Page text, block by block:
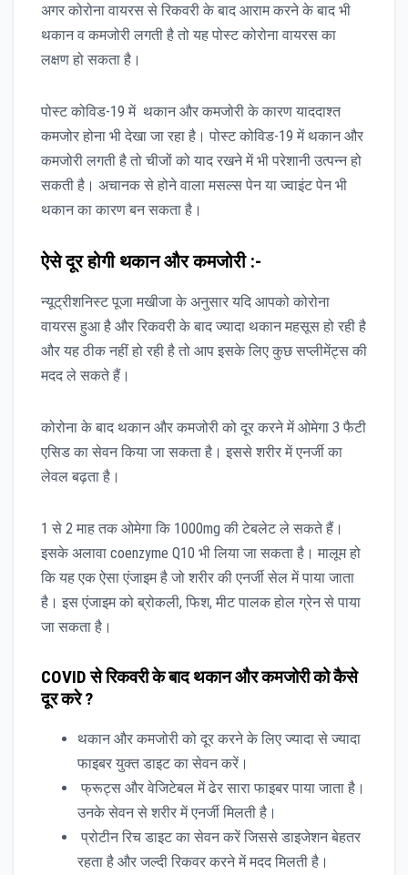
अगर कोरोना वायरस से रिकवरी के बाद आराम करने के बाद भी
थकान व कमजोरी लगती है तो यह पोस्ट कोरोना वायरस का
लक्षण हो सकता है।
पोस्ट कोविड-19 में थकान और कमजोरी के कारण याददाश्त
कमजोर होना भी देखा जा रहा है। पोस्ट कोविड-19 में थकान और
कमजोरी लगती है तो चीजों को याद रखने में भी परेशानी उत्पन्न हो
सकती है। अचानक से होने वाला मसल्स पेन या ज्वाइंट पेन भी
थकान का कारण बन सकता है।
ऐसे दूर होगी थकान और कमजोरी :-
न्यूट्रीशनिस्ट पूजा मखीजा के अनुसार यदि आपको कोरोना
वायरस हुआ है और रिकवरी के बाद ज्यादा थकान महसूस हो रही है
और यह ठीक नहीं हो रही है तो आप इसके लिए कुछ सप्लीमेंट्स की
मदद ले सकते हैं।
कोरोना के बाद थकान और कमजोरी को दूर करने में ओमेगा 3 फैटी
एसिड का सेवन किया जा सकता है। इससे शरीर में एनर्जी का
लेवल बढ़ता है।
1 से 2 माह तक ओमेगा कि 1000mg की टेबलेट ले सकते हैं।
इसके अलावा coenzyme Q10 भी लिया जा सकता है। मालूम हो
कि यह एक ऐसा एंजाइम है जो शरीर की एनर्जी सेल में पाया जाता
है। इस एंजाइम को ब्रोकली, फिश, मीट पालक होल ग्रेन से पाया
जा सकता है।
COVIDसेरिकवरीकेबादथकानऔरकमजोरीकोकैसे
दूरकरे?
थकान और कमजोरी को दूर करने के लिए ज्यादा से ज्यादा
फाइबर युक्त डाइट का सेवन करें।
फ्रूट्स और वेजिटेबल में ढेर सारा फाइबर पाया जाता है।
उनके सेवन से शरीर में एनर्जी मिलती है।
प्रोटीन रिच डाइट का सेवन करें जिससे डाइजेशन बेहतर
रहता है और जल्दी रिकवर करने में मदद मिलती है।